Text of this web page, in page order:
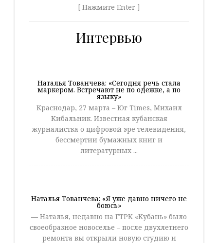
[ Нажмите Enter ]
Интервью
Наталья Тованчева: «Сегодня речь стала
маркером. Встречают не по одежке, а по
языку»
Краснодар, 27 марта – Юг Times, Михаил
Кибальник. Известная кубанская
журналистка о цифровой эре телевидения,
бессмертии бумажных книг и
литературных ...
Наталья Тованчева: «Я уже давно ничего не
боюсь»
— Наталья, недавно на ГТРК «Кубань» было
своеобразное новоселье – после двухлетнего
ремонта вы открыли новую студию и